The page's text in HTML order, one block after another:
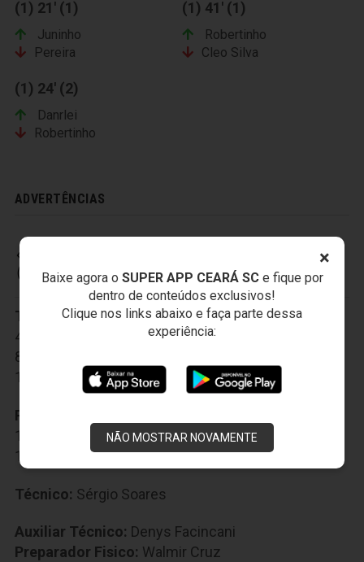
×
Baixe agora o SUPER APP CEARÁ SCe fique por
dentro de conteúdos exclusivos!
Clique nos links abaixo e faça parte dessa
experiência:
NÃO MOSTRAR NOVAMENTE
(1) 21' (1)
Juninho
Pereira
(1) 41' (1)
Robertinho
Cleo Silva
(1) 24' (2)
Danrlei
Robertinho
ADVERTÊNCIAS
CEARÁ SPORTING CLUB
Titulares:1-Everson,2-Tiago Cametá,3-Valdo
4-Charles
5-João Marcos,7-Alex Amado
8-Richardson
13-Thalysson ,18-Bill
Reservas:
14-Sandro
15-Marino,16-Tomas Bastos
17-Robinho ,19-Rafinha,20-Zé Mário
Técnico: Sérgio Soares
Auxiliar Técnico: Denys Facincani
Preparador Fisico: Walmir Cruz